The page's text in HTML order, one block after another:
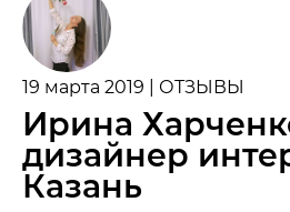
19 марта 2019 | ОТЗЫВЫ
Ирина
дизайнер
Казань